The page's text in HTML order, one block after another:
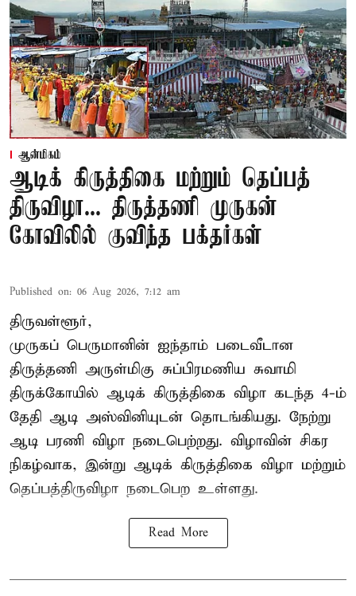
ஆன்மிகம்
ஆடிக் கிருத்திகை மற்றும் தெப்பத்
திருவிழா... திருத்தணி முருகன்
கோவிலில் குவிந்த பக்தர்கள்
Published on: 06 Aug 2026, 7:12 am
திருவள்ளூர்,
முருகப் பெருமானின் ஐந்தாம் படைவீடான
திருத்தணி அருள்மிகு சுப்பிரமணிய சுவாமி
திருக்கோயில் ஆடிக் கிருத்திகை விழா கடந்த 4-ம்
தேதி ஆடி அஸ்வினியுடன் தொடங்கியது. நேற்று
ஆடி பரணி விழா நடைபெற்றது. விழாவின் சிகர
நிகழ்வாக, இன்று ஆடிக் கிருத்திகை விழா மற்றும்
தெப்பத்திருவிழா நடைபெற உள்ளது.
Read More